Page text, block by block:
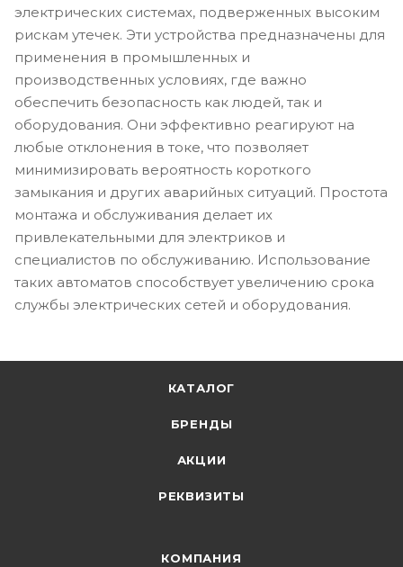
электрических системах, подверженных высоким
рискам утечек. Эти устройства предназначены для
применения в промышленных и
производственных условиях, где важно
обеспечить безопасность как людей, так и
оборудования. Они эффективно реагируют на
любые отклонения в токе, что позволяет
минимизировать вероятность короткого
замыкания и других аварийных ситуаций. Простота
монтажа и обслуживания делает их
привлекательными для электриков и
специалистов по обслуживанию. Использование
таких автоматов способствует увеличению срока
службы электрических сетей и оборудования.
КАТАЛОГ
БРЕНДЫ
АКЦИИ
РЕКВИЗИТЫ
КОМПАНИЯ